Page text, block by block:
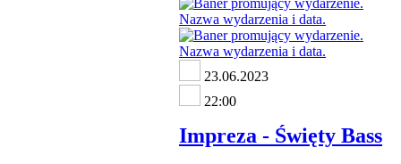
23.06.2023
22:00
Impreza - Święty Bass